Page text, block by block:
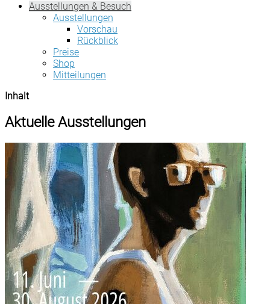
Ausstellungen & Besuch
Ausstellungen
Vorschau
Rückblick
Preise
Shop
Mitteilungen
Inhalt
Aktuelle Ausstellungen